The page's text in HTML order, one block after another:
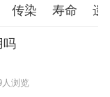
传染 寿命 遗
吗
人浏览